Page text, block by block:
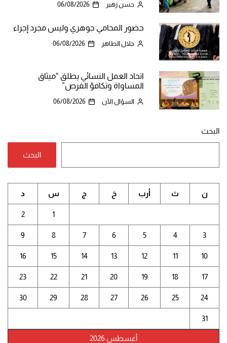
حسن زهير 06/08/2026
حضور المحامي جوهري وليس مجرد إجراء
جلال الطاهر 06/08/2026
اتحاد العمل النسائي يطلق “ميثاق
المساواة وتكافؤ الفرص”
السؤال الآن 06/08/2026
البحث
البحث
أغسطس 2026
ن ث أرب خ ج س د
1
2
3
4
5
6
7
8
9
10
11
12
13
14
15
16
17
18
19
20
21
22
23
24
25
26
27
28
29
30
31